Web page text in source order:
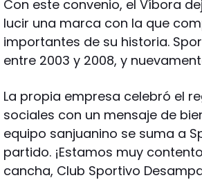
Con este convenio, el Víbora
lucir una marca con la que
importantes de su historia.
entre 2003 y 2008, y
La propia empresa celebró el
sociales con un mensaje de
equipo sanjuanino se suma a
partido. ¡Estamos muy
cancha, Club Sportivo